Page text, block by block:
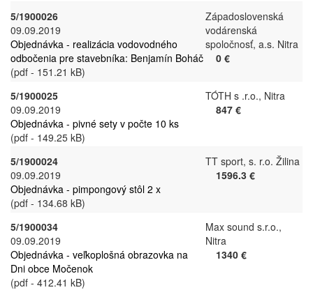
5/1900026
09.09.2019
Objednávka - realizácia vodovodného
odbočenia pre stavebníka: Benjamín Boháč
(pdf - 151.21 kB)
Západoslovenská
vodárenská
spoločnosť, a.s. Nitra
0 €
5/1900025
09.09.2019
Objednávka - pivné sety v počte 10 ks
(pdf - 149.25 kB)
TÓTH s .r.o., Nitra
847 €
5/1900024
09.09.2019
Objednávka - pimpongový stôl 2 x
(pdf - 134.68 kB)
TT sport, s. r.o. Žilina
1596.3 €
5/1900034
09.09.2019
Objednávka - veľkoplošná obrazovka na
Dni obce Močenok
(pdf - 412.41 kB)
Max sound s.r.o.,
Nitra
1340 €